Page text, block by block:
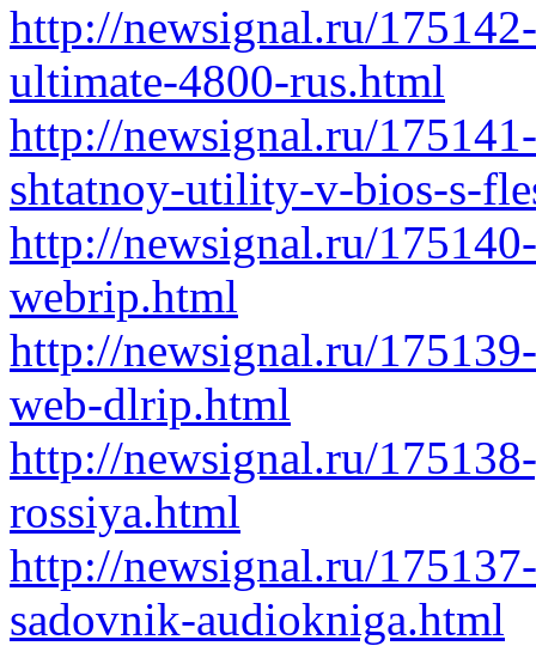
http://newsignal.ru/
ultimate-4800-rus.html
http://newsignal.ru/
shtatnoy-utility-v-bios-s-
http://newsignal.ru/
webrip.html
http://newsignal.ru/
web-dlrip.html
http://newsignal.ru/
rossiya.html
http://newsignal.ru/
sadovnik-audiokniga.html